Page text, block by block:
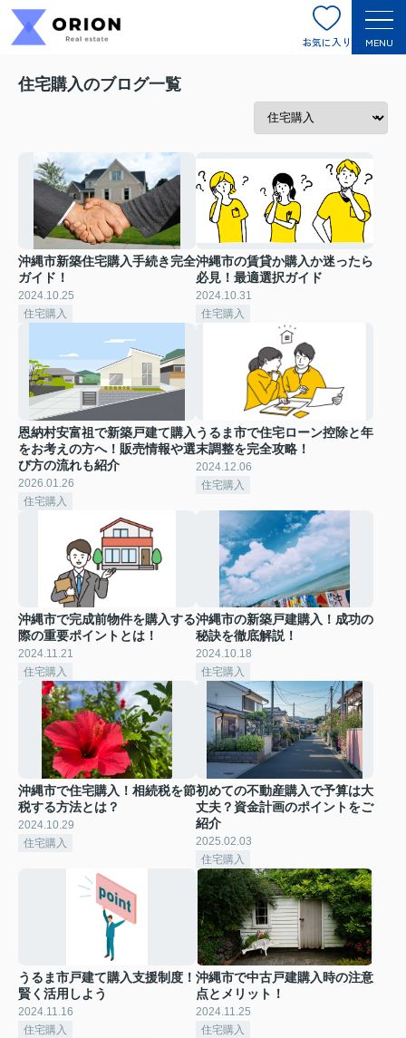
お気に入り MENU
住宅購入のブログ一覧
沖縄市新築住宅購入手続き完全
ガイド！
2024.10.25
住宅購入
沖縄市の賃貸か購入か迷ったら
必見！最適選択ガイド
2024.10.31
住宅購入
恩納村安富祖で新築戸建て購入
をお考えの方へ！販売情報や選
び方の流れも紹介
2026.01.26
住宅購入
うるま市で住宅ローン控除と年
末調整を完全攻略！
2024.12.06
住宅購入
沖縄市で完成前物件を購入する
際の重要ポイントとは！
2024.11.21
住宅購入
沖縄市の新築戸建購入！成功の
秘訣を徹底解説！
2024.10.18
住宅購入
沖縄市で住宅購入！相続税を節
税する方法とは？
2024.10.29
住宅購入
初めての不動産購入で予算は大
丈夫？資金計画のポイントをご
紹介
2025.02.03
住宅購入
うるま市戸建て購入支援制度！
賢く活用しよう
2024.11.16
住宅購入
沖縄市で中古戸建購入時の注意
点とメリット！
2024.11.25
住宅購入